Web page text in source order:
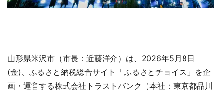
山形県米沢市（市長：近藤洋介）は、2026年5月8日
(金)、ふるさと納税総合サイト「ふるさとチョイス」を企
画・運営する株式会社トラストバンク（本社：東京都品川